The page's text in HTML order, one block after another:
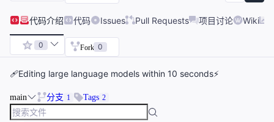
代码介绍 代码 Issues Pull Requests 项目讨论 Wiki
0 Fork 0
🩹Editing large language models within 10 seconds⚡
main 分支 1 Tags 2